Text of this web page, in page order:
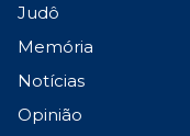
Judô
Memória
Notícias
Opinião